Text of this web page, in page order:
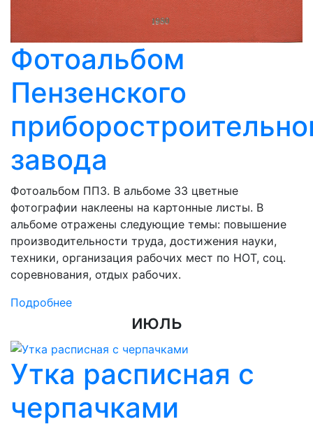
Фотоальбом
Пензенского
завода
Фотоальбом ППЗ. В альбоме 33 цветные
фотографии наклеены на картонные листы. В
альбоме отражены следующие темы: повышение
производительности труда, достижения науки,
техники, организация рабочих мест по НОТ, соц.
соревнования, отдых рабочих.
Подробнее
июль
Утка расписная с
черпачками